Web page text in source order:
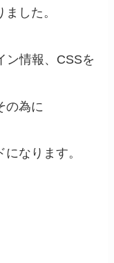
した。
ン情報、CSSを
の為に
なります。